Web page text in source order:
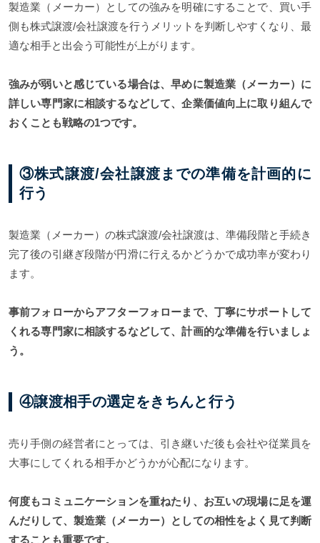
製造業（メーカー）としての強みを明確にすることで、買い手
側も株式譲渡/会社譲渡を行うメリットを判断しやすくなり、最
適な相手と出会う可能性が上がります。
強みが弱いと感じている場合は、早めに製造業（メーカー）に
詳しい専門家に相談するなどして、企業価値向上に取り組んで
おくことも戦略の1つです。
③株式譲渡/会社譲渡までの準備を計画的に
行う
製造業（メーカー）の株式譲渡/会社譲渡は、準備段階と手続き
完了後の引継ぎ段階が円滑に行えるかどうかで成功率が変わり
ます。
事前フォローからアフターフォローまで、丁寧にサポートして
くれる専門家に相談するなどして、計画的な準備を行いましょ
う。
④譲渡相手の選定をきちんと行う
売り手側の経営者にとっては、引き継いだ後も会社や従業員を
大事にしてくれる相手かどうかが心配になります。
何度もコミュニケーションを重ねたり、お互いの現場に足を運
んだりして、製造業（メーカー）としての相性をよく見て判断
することも重要です。